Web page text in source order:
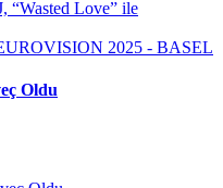
2025 - BASEL
Oldu